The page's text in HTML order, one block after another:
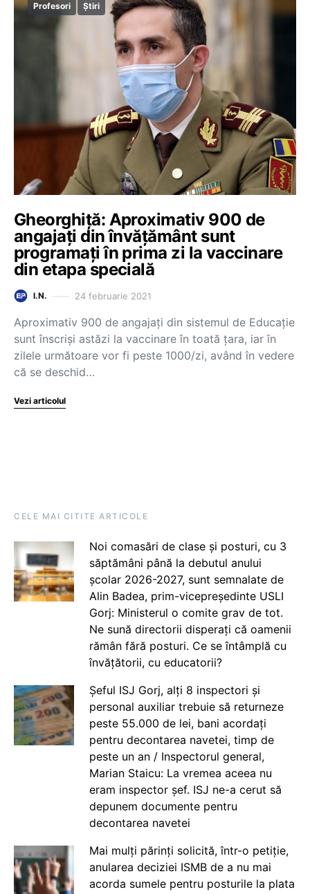
Profesori Știri
Gheorghiță: Aproximativ 900 de
angajați din învățământ sunt
programați în prima zi la vaccinare
din etapa specială
I.N. 24 februarie 2021
Aproximativ 900 de angajați din sistemul de Educație
sunt înscriși astăzi la vaccinare în toată țara, iar în
zilele următoare vor fi peste 1000/zi, având în vedere
că se deschid…
Vezi articolul
CELE MAI CITITE ARTICOLE
Noi comasări de clase și posturi, cu 3
săptămâni până la debutul anului
școlar 2026-2027, sunt semnalate de
Alin Badea, prim-vicepreședinte USLI
Gorj: Ministerul o comite grav de tot.
Ne sună directorii disperați că oamenii
rămân fără posturi. Ce se întâmplă cu
învățătorii, cu educatorii?
Șeful ISJ Gorj, alți 8 inspectori și
personal auxiliar trebuie să returneze
peste 55.000 de lei, bani acordați
pentru decontarea navetei, timp de
peste un an / Inspectorul general,
Marian Staicu: La vremea aceea nu
eram inspector șef. ISJ ne-a cerut să
depunem documente pentru
decontarea navetei
Mai mulți părinți solicită, într-o petiție,
anularea deciziei ISMB de a nu mai
acorda sumele pentru posturile la plata